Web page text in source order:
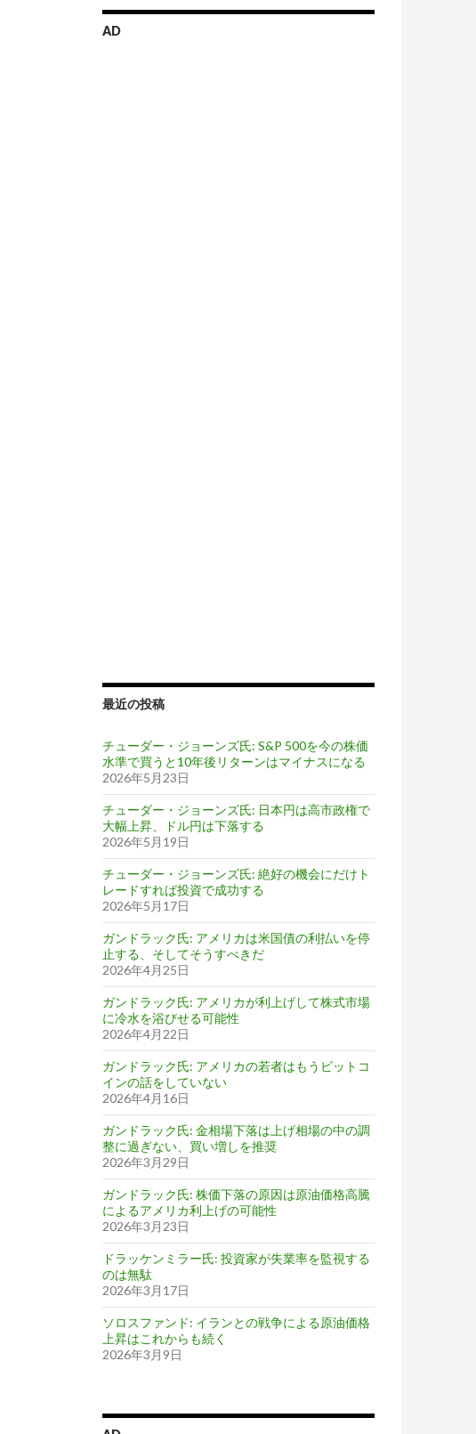
AD
最近の投稿
チューダー・ジョーンズ氏: S&P 500を今の株価
水準で買うと10年後リターンはマイナスになる
2026年5月23日
チューダー・ジョーンズ氏: 日本円は高市政権で
大幅上昇、ドル円は下落する
2026年5月19日
チューダー・ジョーンズ氏: 絶好の機会にだけト
レードすれば投資で成功する
2026年5月17日
ガンドラック氏: アメリカは米国債の利払いを停
止する、そしてそうすべきだ
2026年4月25日
ガンドラック氏: アメリカが利上げして株式市場
に冷水を浴びせる可能性
2026年4月22日
ガンドラック氏: アメリカの若者はもうビットコ
インの話をしていない
2026年4月16日
ガンドラック氏: 金相場下落は上げ相場の中の調
整に過ぎない、買い増しを推奨
2026年3月29日
ガンドラック氏: 株価下落の原因は原油価格高騰
によるアメリカ利上げの可能性
2026年3月23日
ドラッケンミラー氏: 投資家が失業率を監視する
のは無駄
2026年3月17日
ソロスファンド: イランとの戦争による原油価格
上昇はこれからも続く
2026年3月9日